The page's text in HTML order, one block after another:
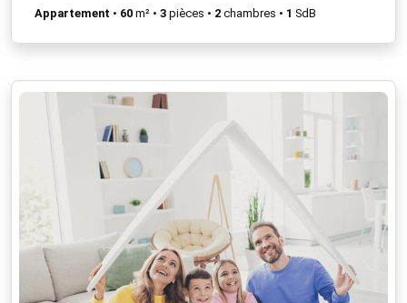
Appartement • 60 m² • 3 pièces • 2 chambres • 1 SdB